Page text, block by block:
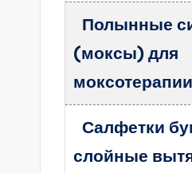
Полынные
(моксы) для
Салфетки
слойные